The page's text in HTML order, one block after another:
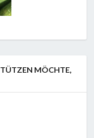
MÖCHTE,